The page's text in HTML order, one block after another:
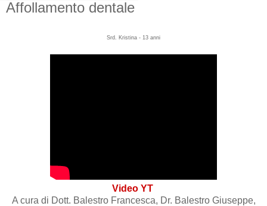
Affollamento dentale
Srd. Kristina - 13 anni
Video YT
A cura di Dott. Balestro Francesca, Dr. Balestro Giuseppe,